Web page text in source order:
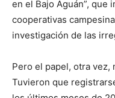
en el Bajo Aguán”, que
cooperativas
investigación de las
Pero el papel, otra vez,
Tuvieron que